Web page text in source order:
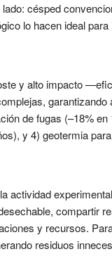
césped
lo hacen ideal
y alto impacto
de fugas (–18%
y 4) geotermia
actividad
compartir
y recursos.
residuos